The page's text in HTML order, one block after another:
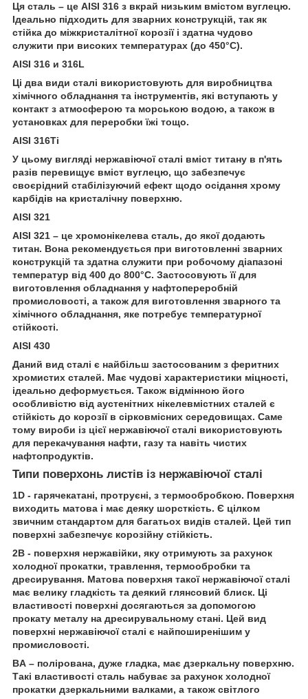
Ця сталь – це AISI 316 з вкрай низьким вмістом вуглецю.
Ідеально підходить для зварних конструкцій, так як
стійка до міжкристалітної корозії і здатна чудово
служити при високих температурах (до 450°С).
AISI 316 и 316L
Ці два види сталі використовують для виробництва
хімічного обладнання та інструментів, які вступають у
контакт з атмосферою та морською водою, а також в
установках для переробки їжі тощо.
AISI 316Ti
У цьому вигляді нержавіючої сталі вміст титану в п'ять
разів перевищує вміст вуглецю, що забезпечує
своєрідний стабілізуючий ефект щодо осідання хрому
карбідів на кристалічну поверхню.
AISI 321
AISI 321 – це хромонікелева сталь, до якої додають
титан. Вона рекомендується при виготовленні зварних
конструкцій та здатна служити при робочому діапазоні
температур від 400 до 800°С. Застосовують її для
виготовлення обладнання у нафтопереробній
промисловості, а також для виготовлення зварного та
хімічного обладнання, яке потребує температурної
стійкості.
AISI 430
Даний вид сталі є найбільш застосованим з феритних
хромистих сталей. Має чудові характеристики міцності,
ідеально деформується. Також відмінною його
особливістю від аустенітних нікелевмістних сталей є
стійкість до корозії в сірковмісних середовищах. Саме
тому вироби із цієї нержавіючої сталі використовують
для перекачування нафти, газу та навіть чистих
нафтопродуктів.
Типи поверхонь листів із нержавіючої сталі
1D - гарячекатані, протруєні, з термообробкою. Поверхня
виходить матова і має деяку шорсткість. Є цілком
звичним стандартом для багатьох видів сталей. Цей тип
поверхні забезпечує корозійну стійкість.
2В - поверхня нержавійки, яку отримують за рахунок
холодної прокатки, травлення, термообробки та
дресирування. Матова поверхня такої нержавіючої сталі
має велику гладкість та деякий глянсовий блиск. Ці
властивості поверхні досягаються за допомогою
прокату металу на дресирувальному стані. Цей вид
поверхні нержавіючої сталі є найпоширенішим у
промисловості.
BA – полірована, дуже гладка, має дзеркальну поверхню.
Такі властивості сталь набуває за рахунок холодної
прокатки дзеркальними валками, а також світлого